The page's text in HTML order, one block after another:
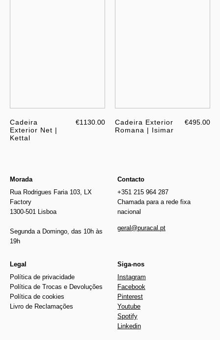
Cadeira
Exterior Net |
Kettal
€1130.00
Cadeira Exterior
Romana | Isimar
€495.00
Morada
Rua Rodrigues Faria 103, LX
Factory
1300-501 Lisboa
Segunda a Domingo, das 10h às
19h
Contacto
+351 215 964 287
Chamada para a rede fixa
nacional
geral@puracal.pt
Legal
Política de privacidade
Política de Trocas e Devoluções
Política de cookies
Livro de Reclamações
Siga-nos
Instagram
Facebook
Pinterest
Youtube
Spotify
Linkedin